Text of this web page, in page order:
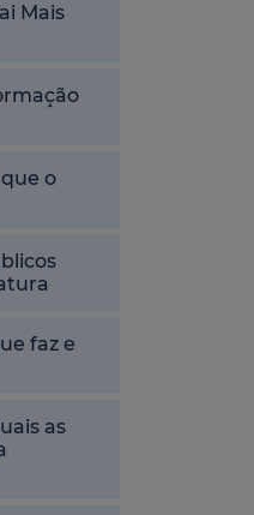
Mais
o
faz e
as